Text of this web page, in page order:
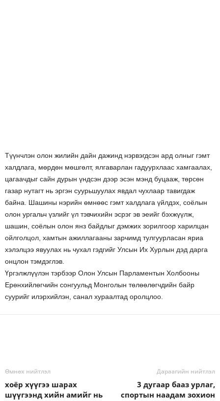
Түүнчлэн олон жилийн дайн дажинд нэрвэгдсэн ард олныг гэмт
халдлага, мөрдөн мөшгөлт, ялгаварлан гадуурхлаас хамгаалах,
цагаачдыг сайн дурын үндсэн дээр эсэн мэнд буцааж, төрсөн
газар нутагт нь эргэн суурьшуулах явдал чухлаар тавигдаж
байна. Шашины нэрийн өмнөөс гэмт халдлага үйлдэх, соёлын
олон ургальч үзлийг үл тэвчихийн эсрэг эв эеийг бэхжүүлж,
шашин, соёлын олон янз байдлыг дэмжих зорилгоор харилцан
ойлголцол, хамтын ажиллагааны зарчимд тулгуурласан яриа
хэлэлцээ явуулах нь чухал гэдгийг Улсын Их Хурлын дэд дарга
онцлон тэмдэглэв.
Үргэлжлүүлэн тэрбээр Олон Улсын Парламентын Холбооны
Ерөнхийлөгчийн сонгуульд Монголын төлөөлөгчдийн байр
суурийг илэрхийлэн, санал хураалтад оролцлоо.
Өмнөх нийтлэл
хоёр хүүгээ шарах
шүүгээнд хийн амийг нь
Дараагийн нийтлэл
3 дугаар бааз урлаг,
спортын наадам зохион